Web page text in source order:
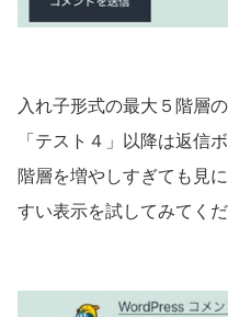
入れ子形式の最大５階層
「テスト４」以降は返信
階層を増やしすぎても見
すい表示を試してみてくだ